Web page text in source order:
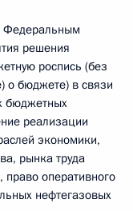
Федеральным
решения
роспись (без
о бюджете) в связи
бюджетных
реализации
экономики,
рынка труда
оперативного
нефтегазовых